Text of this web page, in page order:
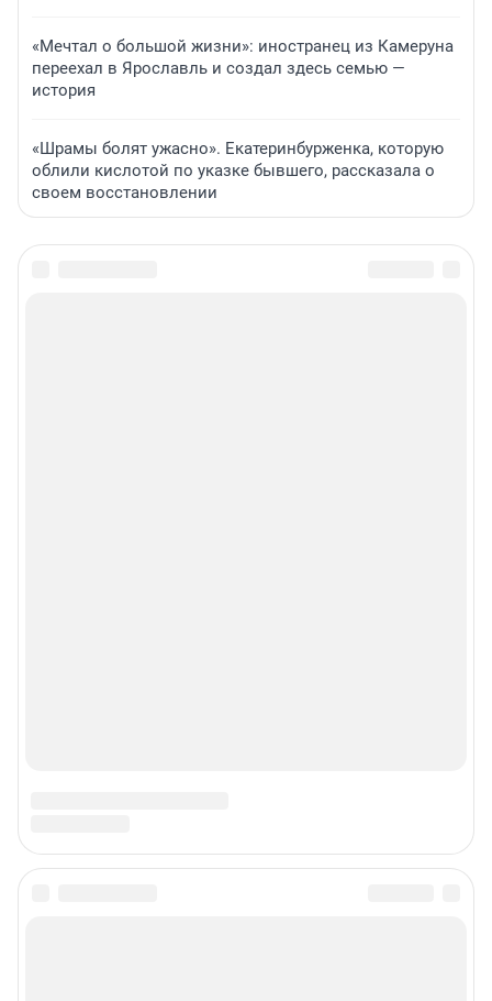
«Мечтал о большой жизни»: иностранец из Камеруна
переехал в Ярославль и создал здесь семью —
история
«Шрамы болят ужасно». Екатеринбурженка, которую
облили кислотой по указке бывшего, рассказала о
своем восстановлении